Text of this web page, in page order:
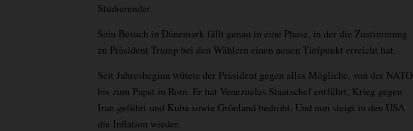
Studierender.
Sein Besuch in Dänemark fällt genau in eine Phase, in der die Zustimmung
zu Präsident Trump bei den Wählern einen neuen Tiefpunkt erreicht hat.
Seit Jahresbeginn wütete der Präsident gegen alles Mögliche, von der NATO
bis zum Papst in Rom. Er hat Venezuelas Staatschef entführt, Krieg gegen
Iran geführt und Kuba sowie Grönland bedroht. Und nun steigt in den USA
die Inflation wieder.